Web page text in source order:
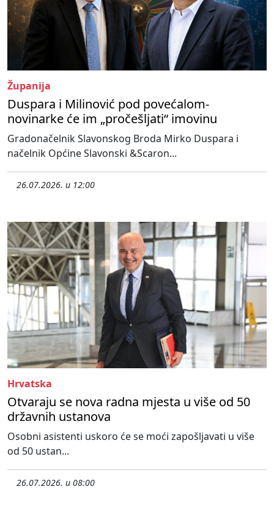
Županija
Duspara i Milinović pod povećalom-
novinarke će im „pročešljati“ imovinu
Gradonačelnik Slavonskog Broda Mirko Duspara i
načelnik Općine Slavonski &Scaron...
26.07.2026. u 12:00
Hrvatska
Otvaraju se nova radna mjesta u više od 50
državnih ustanova
Osobni asistenti uskoro će se moći zapošljavati u više
od 50 ustan...
26.07.2026. u 08:00